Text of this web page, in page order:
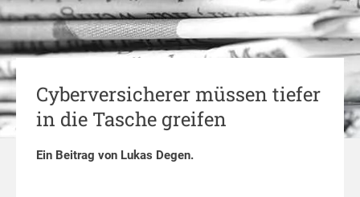
Cyberversicherer müssen tiefer
in die Tasche greifen
Ein Beitrag von Lukas Degen.